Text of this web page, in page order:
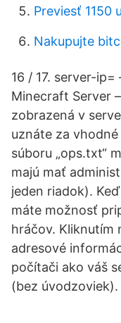
Previesť 1150
Nakupujte
16 / 17. server-
Minecraft Server
zobrazená v
uznáte za
súboru „ops.txt“
majú mať
jeden riadok).
máte možnosť
hráčov. Kliknutím
adresové
počítači ako váš
(bez úvodzoviek).